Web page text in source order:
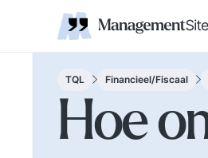
verantwoordelijkheid
en bestuurlijke wijsheid.
Ook de belangrijke
bestuurlijke valkuilen
bestuurlijke drukte,
organisatierot en het
Corporate communicatie
Disruptie
Ethiek, integriteit, moreel
jonge leiding geven
kleine letters ervoor en
TQL Financieel/Fiscaal
Hoe